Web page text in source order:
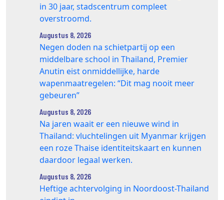
in 30 jaar, stadscentrum compleet
overstroomd.
Augustus 8, 2026
Negen doden na schietpartij op een
middelbare school in Thailand, Premier
Anutin eist onmiddellijke, harde
wapenmaatregelen: “Dit mag nooit meer
gebeuren”
Augustus 8, 2026
Na jaren waait er een nieuwe wind in
Thailand: vluchtelingen uit Myanmar krijgen
een roze Thaise identiteitskaart en kunnen
daardoor legaal werken.
Augustus 8, 2026
Heftige achtervolging in Noordoost-Thailand